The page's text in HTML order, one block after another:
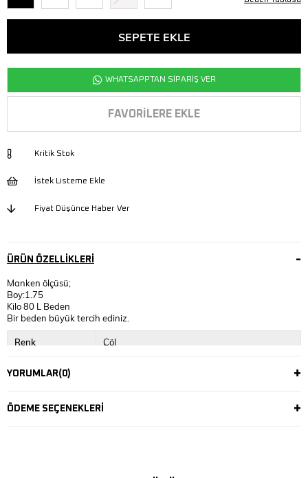
WHATSAPPTAN SİPARİŞ VER
FAVORILERE EKLE
Kritik Stok
İstek Listeme Ekle
Fiyat Düşünce Haber Ver
ÜRÜN ÖZELLIKLERI
Manken ölçüsü;
Boy:1.75
Kilo 80 L Beden
Bir beden büyük tercih ediniz.
Renk Çöl
YORUMLAR(0)
ÖDEME SEÇENEKLERI